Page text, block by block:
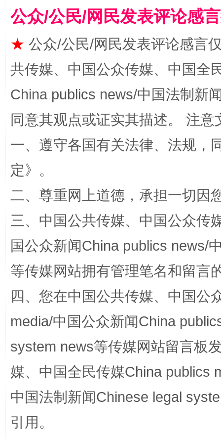
揭批美国五大"原罪" "
公众/公民/网民发表评论感
★ 公众/公民/网民发表评论感言
共传媒、中国公众传媒、中国全
China publics news/中国法制新
同意其观点或证实其描述。 注
一、遵守各国有关法律、法规，
定》。
二、尊重网上道德，承担一切因
三、中国公共传媒、中国公众传
国公众新闻China publics news/
等传媒网站拥有管理笔名和留言
四、您在中国公共传媒、中国公
media/中国公众新闻China
system news等传媒网站留言板
媒、中国全民传媒China publics
中国法制新闻Chinese legal
引用。